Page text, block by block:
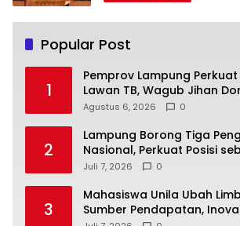
Popular Post
1
Pemprov Lampung
Lawan TB, Wagub Jihan
Penemuan Kasus Lebih
Agustus 6, 2026 0
2
Lampung Borong Tiga
Nasional, Perkuat Posisi
Penggerak Ekonomi Syariah
Juli 7, 2026 0
3
Mahasiswa Unila Ubah
Sumber Pendapatan,